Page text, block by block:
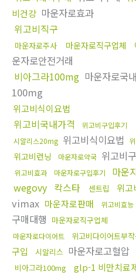
비건강 마운자로효과
위고비직구
마운자로주사 마운자로직구업체
운자로안전거래
비아그라100mg 마운자로국
100mg
위고비식이요법
위고비국내가격
위고비구입후기
시알리스20mg 위고비식이요법
위고비런닝 마운자로약국 위고비
위고비효과 마운자로구입후기 마운
wegovy 칵스타 센트립 위고
vimax 마운자로판매 위고비효능
구매대행 마운자로직구업체
마운자로다이어트 위고비다이어트부
구입
시알리스 마운자로고혈압
비아그라100mg glp-1 비만치료